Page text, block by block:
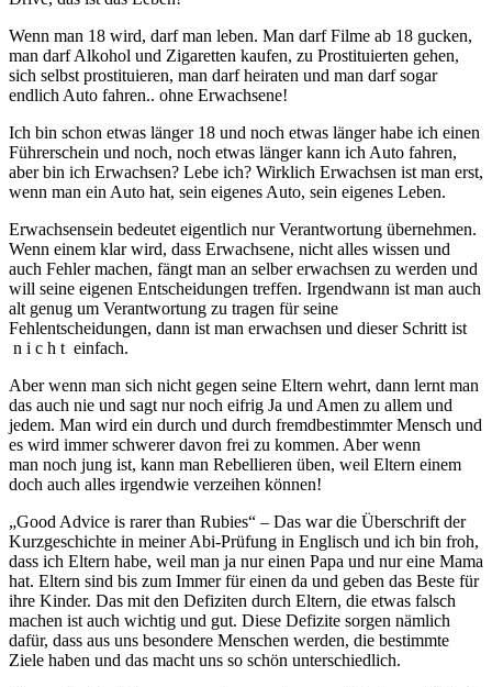
Wenn man 18 wird, darf man leben. Man darf Filme ab 18 gucken,
man darf Alkohol und Zigaretten kaufen, zu Prostituierten gehen,
sich selbst prostituieren, man darf heiraten und man darf sogar
endlich Auto fahren.. ohne Erwachsene!
Ich bin schon etwas länger 18 und noch etwas länger habe ich einen
Führerschein und noch, noch etwas länger kann ich Auto fahren,
aber bin ich Erwachsen? Lebe ich? Wirklich Erwachsen ist man erst,
wenn man ein Auto hat, sein eigenes Auto, sein eigenes Leben.
Erwachsensein bedeutet eigentlich nur Verantwortung übernehmen.
Wenn einem klar wird, dass Erwachsene, nicht alles wissen und
auch Fehler machen, fängt man an selber erwachsen zu werden und
will seine eigenen Entscheidungen treffen. Irgendwann ist man auch
alt genug um Verantwortung zu tragen für seine
Fehlentscheidungen, dann ist man erwachsen und dieser Schritt ist
n i c h t einfach.
Aber wenn man sich nicht gegen seine Eltern wehrt, dann lernt man
das auch nie und sagt nur noch eifrig Ja und Amen zu allem und
jedem. Man wird ein durch und durch fremdbestimmter Mensch und
es wird immer schwerer davon frei zu kommen. Aber wenn
man noch jung ist, kann man Rebellieren üben, weil Eltern einem
doch auch alles irgendwie verzeihen können!
„Good Advice is rarer than Rubies“ – Das war die Überschrift der
Kurzgeschichte in meiner Abi-Prüfung in Englisch und ich bin froh,
dass ich Eltern habe, weil man ja nur einen Papa und nur eine Mama
hat. Eltern sind bis zum Immer für einen da und geben das Beste für
ihre Kinder. Das mit den Defiziten durch Eltern, die etwas falsch
machen ist auch wichtig und gut. Diese Defizite sorgen nämlich
dafür, dass aus uns besondere Menschen werden, die bestimmte
Ziele haben und das macht uns so schön unterschiedlich.